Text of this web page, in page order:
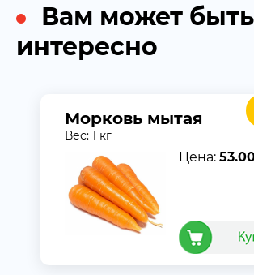
Вам может быть
интересно
Морковь мытая
Вес: 1 кг
Цена: